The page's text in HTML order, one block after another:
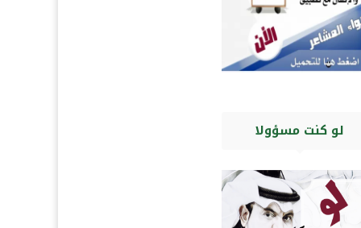
لو كنت مسؤولا